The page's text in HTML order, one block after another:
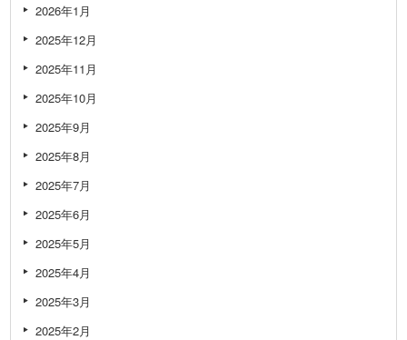
2026年1月
2025年12月
2025年11月
2025年10月
2025年9月
2025年8月
2025年7月
2025年6月
2025年5月
2025年4月
2025年3月
2025年2月